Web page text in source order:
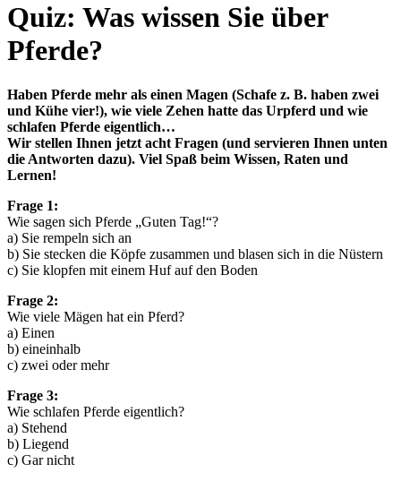
Quiz: Was wissen Sie über
Pferde?
Haben Pferde mehr als einen Magen (Schafe z. B. haben zwei
und Kühe vier!), wie viele Zehen hatte das Urpferd und wie
schlafen Pferde eigentlich…
Wir stellen Ihnen jetzt acht Fragen (und servieren Ihnen unten
die Antworten dazu). Viel Spaß beim Wissen, Raten und
Lernen!
Frage 1:
Wie sagen sich Pferde „Guten Tag!“?
a) Sie rempeln sich an
b) Sie stecken die Köpfe zusammen und blasen sich in die Nüstern
c) Sie klopfen mit einem Huf auf den Boden
Frage 2:
Wie viele Mägen hat ein Pferd?
a) Einen
b) eineinhalb
c) zwei oder mehr
Frage 3:
Wie schlafen Pferde eigentlich?
a) Stehend
b) Liegend
c) Gar nicht